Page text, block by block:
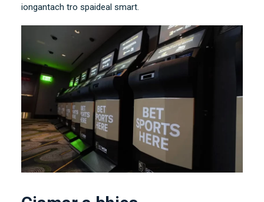
iongantach tro spaideal smart.